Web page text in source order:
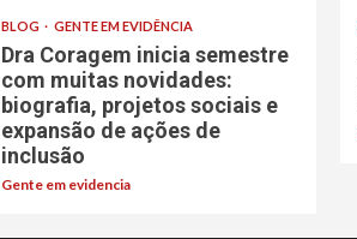
BLOG GENTE EM EVIDÊNCIA
Dra Coragem inicia semestre
com muitas novidades:
biografia, projetos sociais e
expansão de ações de
inclusão
Gente em evidencia